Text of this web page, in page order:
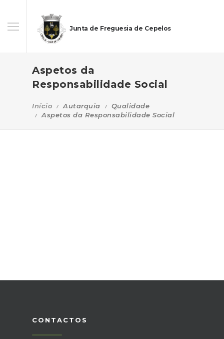
Junta de Freguesia de Cepelos
Aspetos da
Responsabilidade Social
Início Autarquia
Qualidade
Aspetos da Responsabilidade Social
CONTACTOS